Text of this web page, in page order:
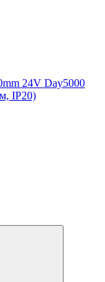
24V Day5000
IP20)